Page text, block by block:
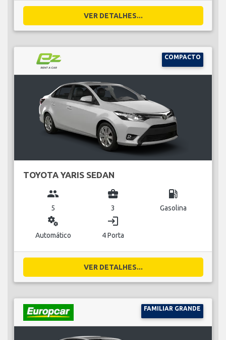
VER DETALHES...
COMPACTO
TOYOTA YARIS SEDAN
group
5
business_center
3
local_gas_station
Gasolina
miscellaneous_services
Automático
login
4 Porta
VER DETALHES...
FAMILIAR GRANDE